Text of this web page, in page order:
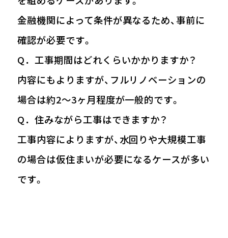
金融機関によって条件が異なるため、事前に
確認が必要です。
Q．工事期間はどれくらいかかりますか？
内容にもよりますが、フルリノベーションの
場合は約2〜3ヶ月程度が一般的です。
Q．住みながら工事はできますか？
工事内容によりますが、水回りや大規模工事
の場合は仮住まいが必要になるケースが多い
です。